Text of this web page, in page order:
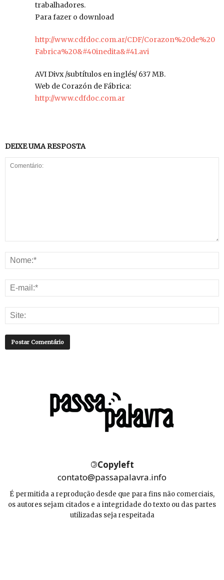
trabalhadores.
Para fazer o download
http://www.cdfdoc.com.ar/CDF/Corazon%20de%20
Fabrica%20&#40inedita&#41.avi
AVI Divx /subtítulos en inglés/ 637 MB.
Web de Corazón de Fábrica:
http://www.cdfdoc.com.ar
DEIXE UMA RESPOSTA
©Copyleft
contato@passapalavra.info
É permitida a reprodução desde que para fins não comerciais,
os autores sejam citados e a integridade do texto ou das partes
utilizadas seja respeitada